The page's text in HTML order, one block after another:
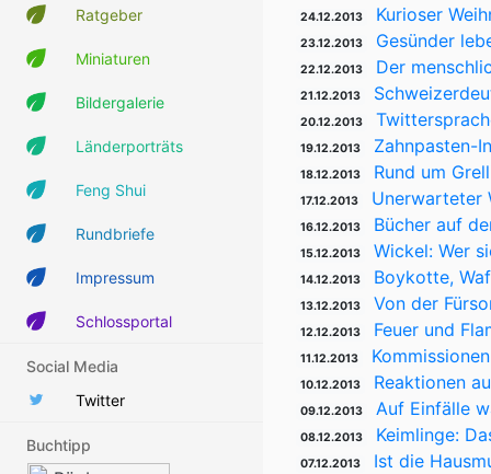
Ratgeber
Miniaturen
Bildergalerie
Länderporträts
Feng Shui
Rundbriefe
Impressum
Schlossportal
Social Media
Twitter
Buchtipp
24.12.2013 Kurioser
23.12.2013 Gesünder
22.12.2013 Der
21.12.2013
20.12.2013
19.12.2013 Zahnpasten-
18.12.2013 Rund um
17.12.2013 Unerwarteter
16.12.2013 Bücher auf
15.12.2013 Wickel: Wer
14.12.2013 Boykotte,
13.12.2013 Von der
12.12.2013 Feuer und
11.12.2013
10.12.2013 Reaktionen
09.12.2013 Auf Einfälle
08.12.2013 Keimlinge:
07.12.2013 Ist die